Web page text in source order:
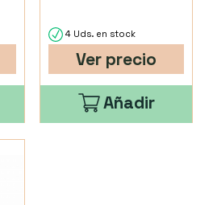
4 Uds. en stock
Ver precio
Añadir